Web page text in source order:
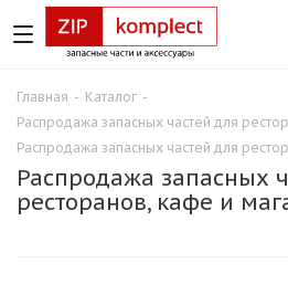
Главная - Каталог -
Распродажа запасных частей для
Распродажа запасных частей для
Распродажа запасных
ресторанов, кафе и